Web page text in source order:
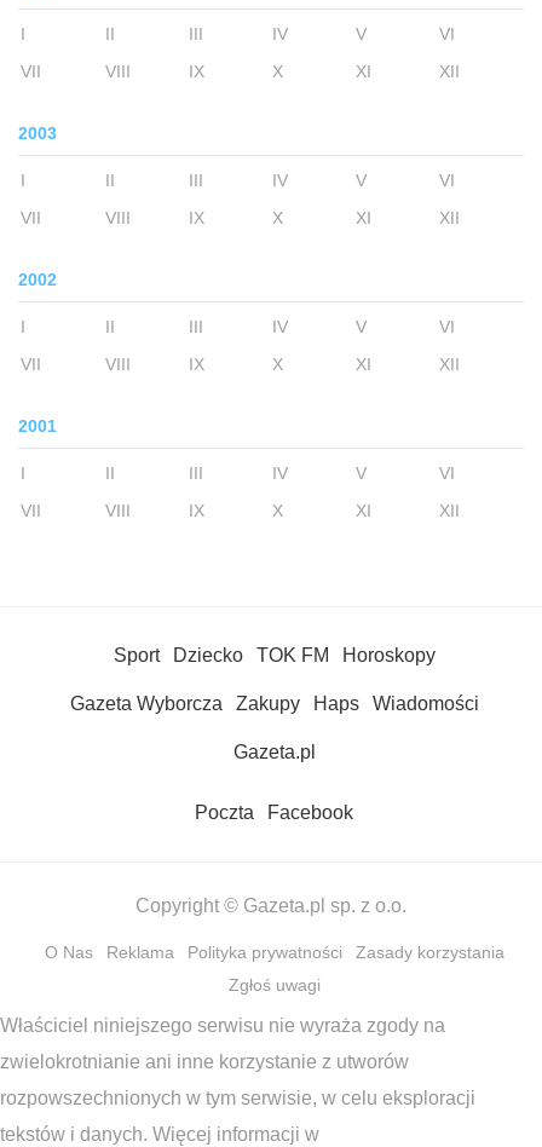
I II III IV V
VI
VII
VIII IX X XI XII
2003
I II III IV V
VI
VII
VIII IX X XI XII
2002
I II III IV V
VI
VII
VIII IX X XI XII
2001
I II III IV V
VI
VII
VIII IX X XI XII
Sport Dziecko TOK FM Horoskopy
Gazeta Wyborcza Zakupy Haps Wiadomości
Gazeta.pl
Poczta Facebook
Copyright © Gazeta.pl sp. z o.o.
O Nas Reklama Polityka prywatności
Zasady korzystania
Zgłoś uwagi
Właściciel niniejszego serwisu nie wyraża zgody na
zwielokrotnianie ani inne korzystanie z utworów
rozpowszechnionych w tym serwisie, w celu eksploracji
tekstów i danych. Więcej informacji w